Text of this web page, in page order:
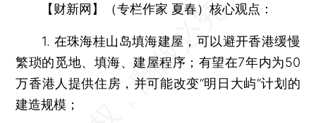
【财新网】（专栏作家 夏春）核心观点：
1. 在珠海桂山岛填海建屋，可以避开香港缓慢
繁琐的觅地、填海、建屋程序；有望在7年内为50
万香港人提供住房，并可能改变“明日大屿”计划的
建造规模；